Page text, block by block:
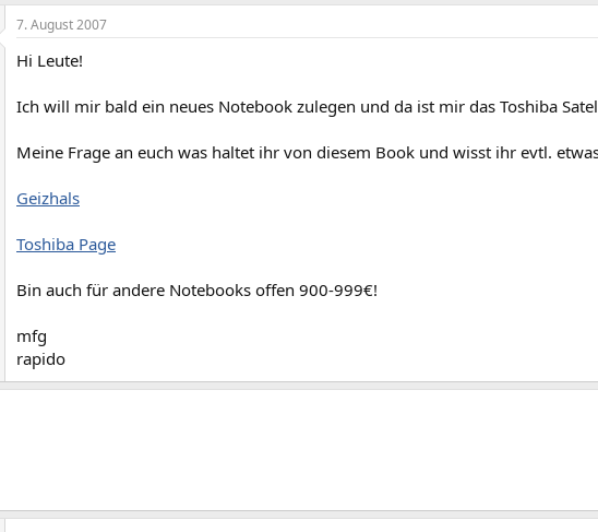
7. August 2007
Hi Leute!
Ich will mir bald ein neues Notebook zulegen und da ist mir das Toshiba
Meine Frage an euch was haltet ihr von diesem Book und wisst ihr evtl.
Geizhals
Toshiba Page
Bin auch für andere Notebooks offen 900-999€!
mfg
rapido